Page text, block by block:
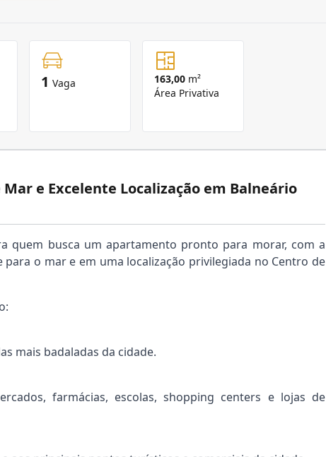
1 Vaga 163,00 m²
Área Privativa
e Excelente Localização em Balneário
quem busca um apartamento pronto para morar, com a
o mar e em uma localização privilegiada no Centro de
mais badaladas da cidade.
farmácias, escolas, shopping centers e lojas de